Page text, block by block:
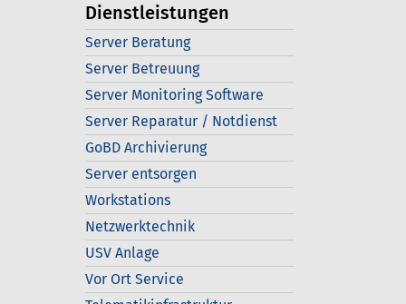
Dienstleistungen
Server Beratung
Server Betreuung
Server Monitoring Software
Server Reparatur / Notdienst
GoBD Archivierung
Server entsorgen
Workstations
Netzwerktechnik
USV Anlage
Vor Ort Service